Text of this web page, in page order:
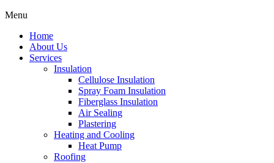
Menu
Home
About Us
Services
Insulation
Cellulose Insulation
Spray Foam Insulation
Fiberglass Insulation
Air Sealing
Plastering
Heating and Cooling
Heat Pump
Roofing